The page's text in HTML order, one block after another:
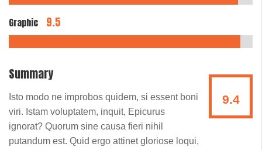
Graphic 9.5
Summary
Isto modo ne improbos quidem, si essent boni
viri. Istam voluptatem, inquit, Epicurus
ignorat? Quorum sine causa fieri nihil
putandum est. Quid ergo attinet gloriose loqui,
9.4